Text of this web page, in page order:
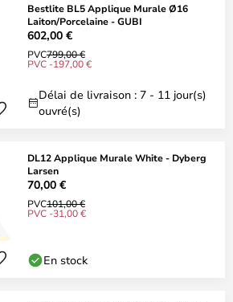
Bestlite BL5 Applique Murale Ø16
Laiton/Porcelaine - GUBI
602,00 €
PVC799,00 €
PVC -197,00 €
Délai de livraison : 7 - 11 jour(s)
ouvré(s)
DL12 Applique Murale White - Dyberg
Larsen
70,00 €
PVC101,00 €
PVC -31,00 €
En stock